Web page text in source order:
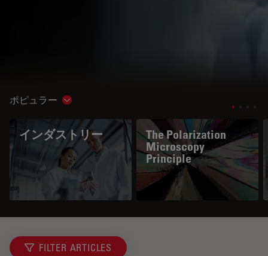
ポピュラー Show subnavigation
インダストリー
The Polarization
Microscopy
Principle
FILTER ARTICLES